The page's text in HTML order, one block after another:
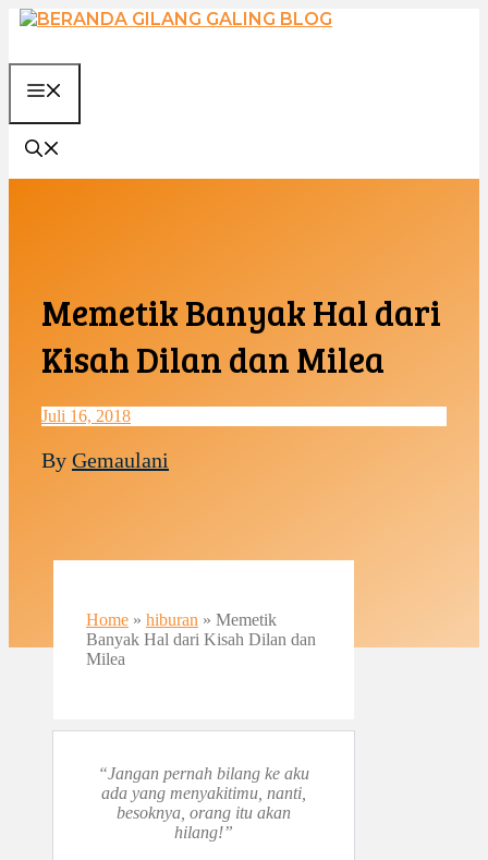
Langsung
Memetik Banyak Hal dari
Kisah Dilan dan Milea
Juli 16, 2018
By Gemaulani
Home » hiburan » Memetik
Banyak Hal dari Kisah Dilan dan
Milea
“Jangan pernah bilang ke aku
ada yang menyakitimu, nanti,
besoknya, orang itu akan
hilang!”